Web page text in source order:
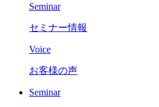
Seminar
セミナー情報
Voice
お客様の声
Seminar